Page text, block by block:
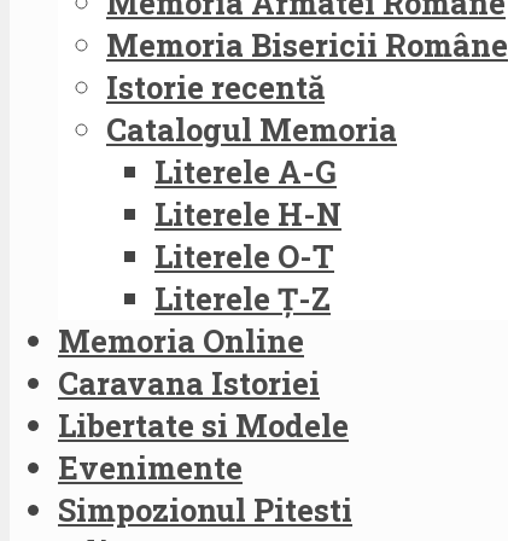
Memoria Bisericii Române
Istorie recentă
Catalogul Memoria
Literele A-G
Literele H-N
Literele O-T
Literele Ț-Z
Memoria Online
Caravana Istoriei
Libertate si Modele
Evenimente
Simpozionul Pitesti